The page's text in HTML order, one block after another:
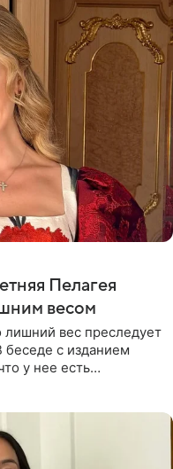
Пелагея
весом
лишний вес преследует
с изданием
у нее есть